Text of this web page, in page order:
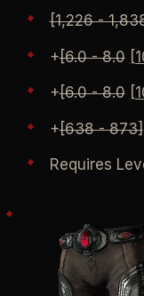
[1,226 -
+[6.0 - 8.0
+[6.0 - 8.0
+[638 - 873]
Requires